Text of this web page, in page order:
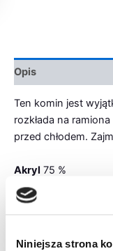
Niniejsza strona
Opis
Ten komin jest
rozkłada na
przed chłodem.
Akryl 75 %
Nylon
wełna10 %